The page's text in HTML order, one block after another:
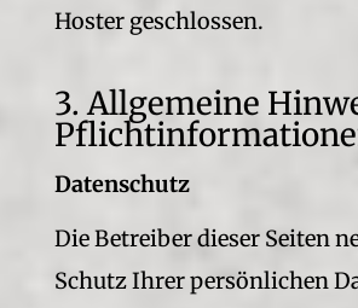
Hoster geschlossen.
3. Allgemeine
Datenschutz
Die Betreiber dieser Seiten
Schutz Ihrer persönlichen